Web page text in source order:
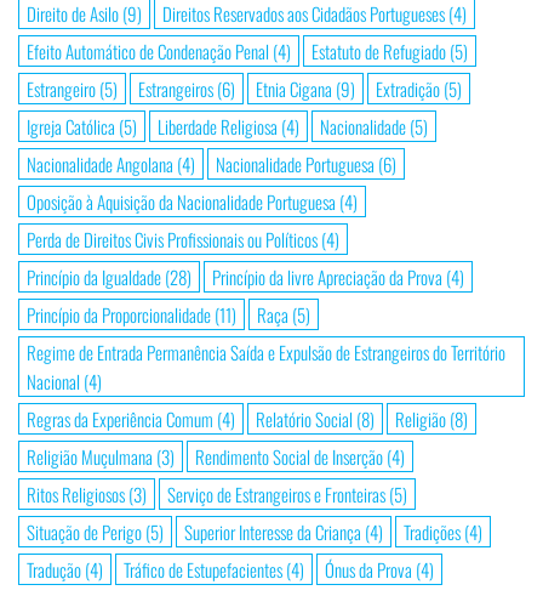
Direito de Asilo(9) Direitos Reservados aos Cidadãos Portugueses(4)
Efeito Automático de Condenação Penal (4) Estatuto de Refugiado(5)
Estrangeiro(5) Estrangeiros(6) Etnia Cigana (9) Extradição(5)
Igreja Católica (5) Liberdade Religiosa (4) Nacionalidade(5)
Nacionalidade Angolana (4) Nacionalidade Portuguesa (6)
Oposição à Aquisição da Nacionalidade Portuguesa (4)
Perda de Direitos Civis Profissionais ou Políticos(4)
Princípio da Igualdade(28) Princípio da livre Apreciação da Prova (4)
Princípio da Proporcionalidade(11) Raça (5)
Regime de Entrada Permanência Saída e Expulsão de Estrangeiros do Território
Nacional (4)
Regras da Experiência Comum (4) Relatório Social (8) Religião(8)
Religião Muçulmana (3) Rendimento Social de Inserção(4)
Ritos Religiosos(3) Serviço de Estrangeiros e Fronteiras(5)
Situação de Perigo(5) Superior Interesse da Criança (4) Tradições(4)
Tradução(4) Tráfico de Estupefacientes(4) Ónus da Prova (4)